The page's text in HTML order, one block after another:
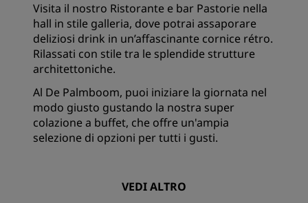
Visita il nostro Ristorante e bar Pastorie nella
hall in stile galleria, dove potrai assaporare
deliziosi drink in un’affascinante cornice rétro.
Rilassati con stile tra le splendide strutture
architettoniche.
Al De Palmboom, puoi iniziare la giornata nel
modo giusto gustando la nostra super
colazione a buffet, che offre un'ampia
selezione di opzioni per tutti i gusti.
VEDI ALTRO